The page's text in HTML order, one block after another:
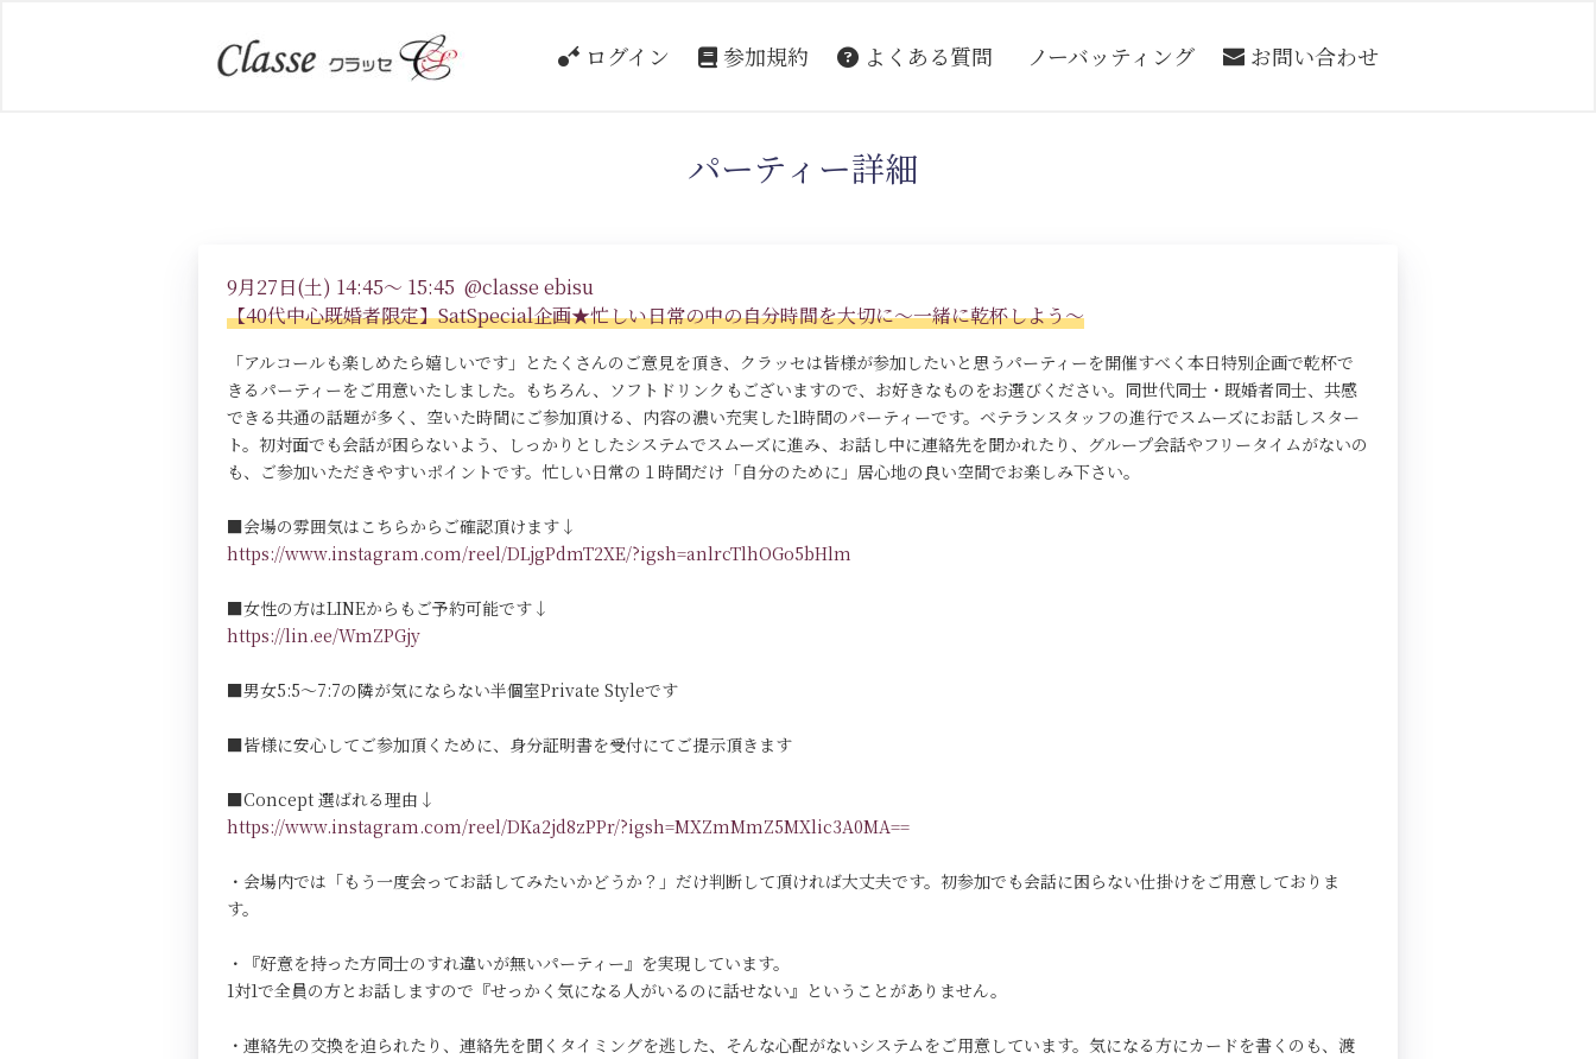
ログイン 参加規約 よくある質問 ノーバッティング お問い合わせ
パーティー詳細
9月27日(土) 14:45～ 15:45 @classe ebisu
【40代中心既婚者限定】SatSpecial企画★忙しい日常の中の自分時間を大切に～一緒に乾杯しよう～
「アルコールも楽しめたら嬉しいです」とたくさんのご意見を頂き、クラッセは皆様が参加したいと思うパーティーを開催すべく本日特別企画で乾杯で
きるパーティーをご用意いたしました。もちろん、ソフトドリンクもございますので、お好きなものをお選びください。同世代同士・既婚者同士、共感
できる共通の話題が多く、空いた時間にご参加頂ける、内容の濃い充実した1時間のパーティーです。ベテランスタッフの進行でスムーズにお話しスター
ト。初対面でも会話が困らないよう、しっかりとしたシステムでスムーズに進み、お話し中に連絡先を聞かれたり、グループ会話やフリータイムがないの
も、ご参加いただきやすいポイントです。忙しい日常の１時間だけ「自分のために」居心地の良い空間でお楽しみ下さい。
■会場の雰囲気はこちらからご確認頂けます↓
https://www.instagram.com/reel/DLjgPdmT2XE/?igsh=anlrcTlhOGo5bHlm
■女性の方はLINEからもご予約可能です↓
https://lin.ee/WmZPGjy
■男女5:5～7:7の隣が気にならない半個室Private Styleです
■皆様に安心してご参加頂くために、身分証明書を受付にてご提示頂きます
■Concept 選ばれる理由↓
https://www.instagram.com/reel/DKa2jd8zPPr/?igsh=MXZmMmZ5MXlic3A0MA==
・会場内では「もう一度会ってお話してみたいかどうか？」だけ判断して頂ければ大丈夫です。初参加でも会話に困らない仕掛けをご用意しておりま
す。
・『好意を持った方同士のすれ違いが無いパーティー』を実現しています。
1対1で全員の方とお話しますので『せっかく気になる人がいるのに話せない』ということがありません。
・連絡先の交換を迫られたり、連絡先を聞くタイミングを逃した、そんな心配がないシステムをご用意しています。気になる方にカードを書くのも、渡